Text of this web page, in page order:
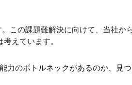
この課題難解決に向けて、当社か
えています。
のボトルネックがあるのか、見